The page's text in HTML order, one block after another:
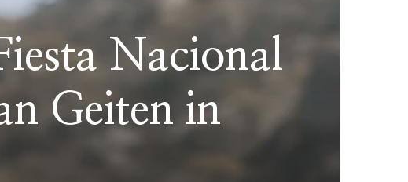
Nacional
Geiten in